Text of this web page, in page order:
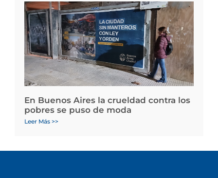
En Buenos Aires la crueldad contra los
pobres se puso de moda
Leer Más >>